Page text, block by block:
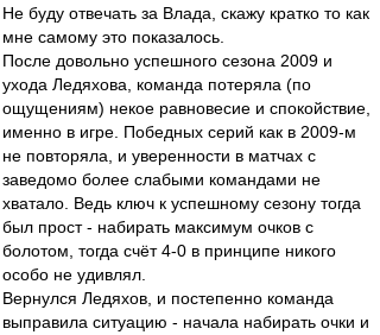
Не буду отвечать за Влада, скажу кратко то как
мне самому это показалось.
После довольно успешного сезона 2009 и
ухода Ледяхова, команда потеряла (по
ощущениям) некое равновесие и спокойствие,
именно в игре. Победных серий как в 2009-м
не повторяла, и уверенности в матчах с
заведомо более слабыми командами не
хватало. Ведь ключ к успешному сезону тогда
был прост - набирать максимум очков с
болотом, тогда счёт 4-0 в принципе никого
особо не удивлял.
Вернулся Ледяхов, и постепенно команда
выправила ситуацию - начала набирать очки и